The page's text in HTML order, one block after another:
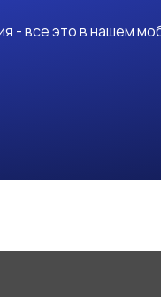
- все это в нашем